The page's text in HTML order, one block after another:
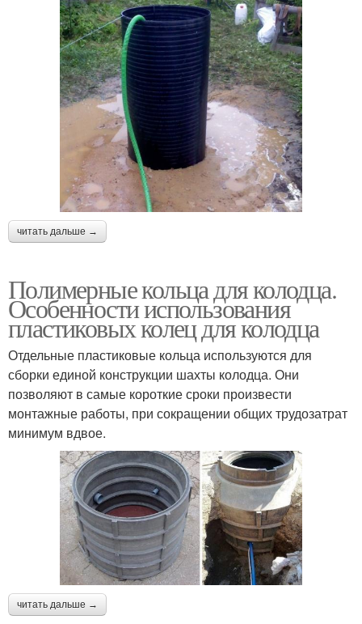
читать дальше →
Полимерные кольца для колодца.
Особенности использования
пластиковых колец для колодца
Отдельные пластиковые кольца используются для
сборки единой конструкции шахты колодца. Они
позволяют в самые короткие сроки произвести
монтажные работы, при сокращении общих трудозатрат
минимум вдвое.
читать дальше →